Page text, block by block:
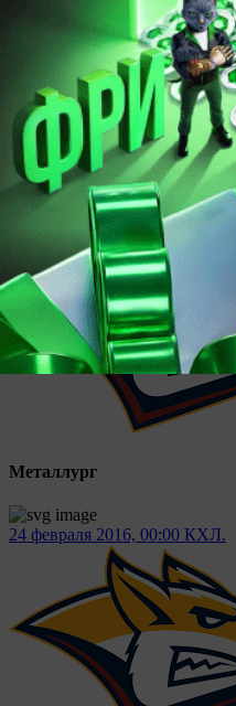
Металлург
24 февраля 2016, 00:00 КХЛ.